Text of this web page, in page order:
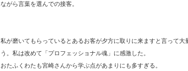
ながら言葉を選んでの接客。
私が磨いてもらっているとあるお客が夕方に取りに来ますと言って
う。私は改めて「プロフェッショナル魂」に感激した。
おたふくわたも宮崎さんから学ぶ点があまりにも多すぎる。